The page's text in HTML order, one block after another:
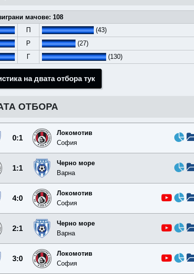
мачове: 108
П
(43)
Р
(27)
Г (130)
на двата отбора тук
ОТБОРА
0:1
Локомотив
София
1:1
Черно море
Варна
4:0
Локомотив
София
2:1
Черно море
Варна
3:0
Локомотив
София